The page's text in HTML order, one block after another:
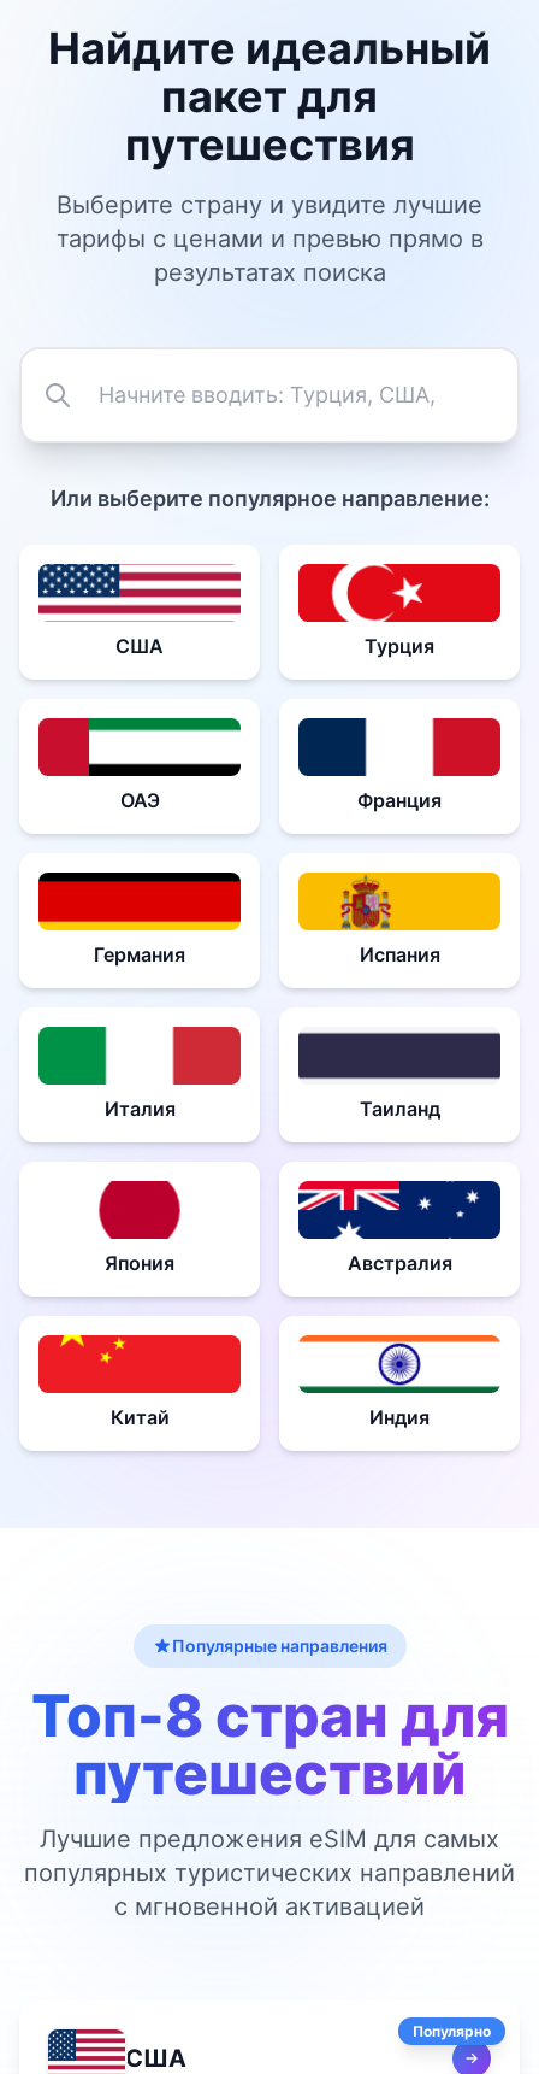
Найдите идеальный
пакет для
путешествия
Выберите страну и увидите лучшие
тарифы с ценами и превью прямо в
результатах поиска
Или выберите популярное направление:
США Турция
ОАЭ Франция
Германия Испания
Италия Таиланд
Япония Австралия
Китай Индия
Популярные направления
Топ-8 стран для
путешествий
Лучшие предложения eSIM для самых
популярных туристических направлений
с мгновенной активацией
Популярно
США